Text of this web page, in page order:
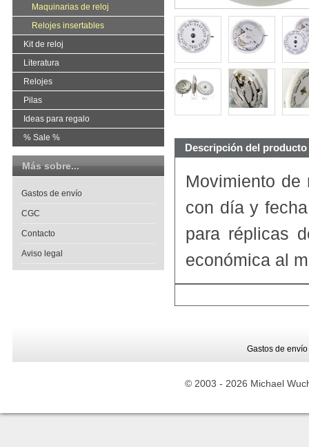
Descripción del producto
Movimiento de
con día y
para réplicas
económica al
Maquinarias de reloj
Relojes insertables
Kit de reloj
Literatura
Relojes
Pilas
Ideas para regalo
% Sale %
Más sobre...
Gastos de envío
CGC
Contacto
Aviso legal
Gastos de envío
© 2003 - 2026 Michael